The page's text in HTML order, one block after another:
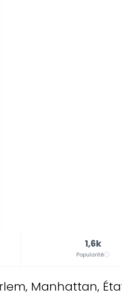
1,6k
Popularité
Manhattan,